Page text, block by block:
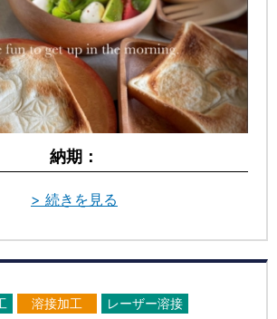
納期：
> 続きを見る
溶接加工
レーザー溶接